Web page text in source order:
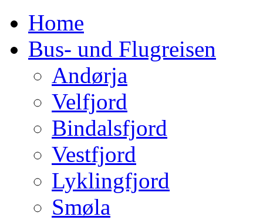
Home
Bus- und Flugreisen
Andørja
Velfjord
Bindalsfjord
Vestfjord
Lyklingfjord
Smøla